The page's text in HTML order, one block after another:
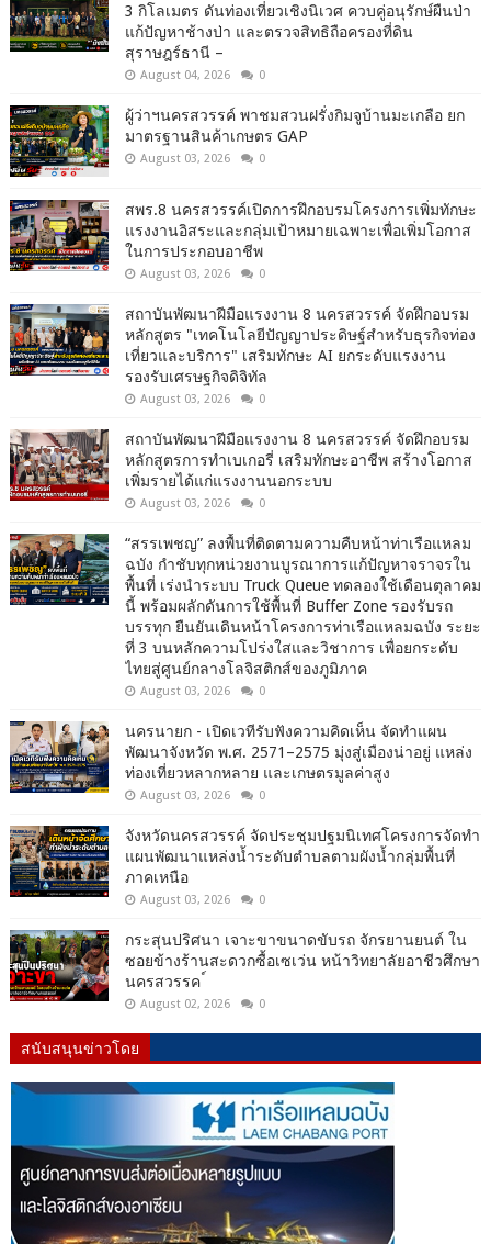
3 กิโลเมตร ดันท่องเที่ยวเชิงนิเวศ ควบคู่อนุรักษ์ผืนป่า
แก้ปัญหาช้างป่า และตรวจสิทธิถือครองที่ดิน
สุราษฎร์ธานี –
August 04, 2026 0
ผู้ว่าฯนครสวรรค์ พาชมสวนฝรั่งกิมจูบ้านมะเกลือ ยก
มาตรฐานสินค้าเกษตร GAP
August 03, 2026 0
สพร.8 นครสวรรค์เปิดการฝึกอบรมโครงการเพิ่มทักษะ
แรงงานอิสระและกลุ่มเป้าหมายเฉพาะเพื่อเพิ่มโอกาส
ในการประกอบอาชีพ
August 03, 2026 0
สถาบันพัฒนาฝีมือแรงงาน 8 นครสวรรค์ จัดฝึกอบรม
หลักสูตร "เทคโนโลยีปัญญาประดิษฐ์สำหรับธุรกิจท่อง
เที่ยวและบริการ" เสริมทักษะ AI ยกระดับแรงงาน
รองรับเศรษฐกิจดิจิทัล
August 03, 2026 0
สถาบันพัฒนาฝีมือแรงงาน 8 นครสวรรค์ จัดฝึกอบรม
หลักสูตรการทำเบเกอรี่ เสริมทักษะอาชีพ สร้างโอกาส
เพิ่มรายได้แก่แรงงานนอกระบบ
August 03, 2026 0
“สรรเพชญ” ลงพื้นที่ติดตามความคืบหน้าท่าเรือแหลม
ฉบัง กำชับทุกหน่วยงานบูรณาการแก้ปัญหาจราจรใน
พื้นที่ เร่งนำระบบ Truck Queue ทดลองใช้เดือนตุลาคม
นี้ พร้อมผลักดันการใช้พื้นที่ Buffer Zone รองรับรถ
บรรทุก ยืนยันเดินหน้าโครงการท่าเรือแหลมฉบัง ระยะ
ที่ 3 บนหลักความโปร่งใสและวิชาการ เพื่อยกระดับ
ไทยสู่ศูนย์กลางโลจิสติกส์ของภูมิภาค
August 03, 2026 0
นครนายก - เปิดเวทีรับฟังความคิดเห็น จัดทำแผน
พัฒนาจังหวัด พ.ศ. 2571–2575 มุ่งสู่เมืองน่าอยู่ แหล่ง
ท่องเที่ยวหลากหลาย และเกษตรมูลค่าสูง
August 03, 2026 0
จังหวัดนครสวรรค์ จัดประชุมปฐมนิเทศโครงการจัดทำ
แผนพัฒนาแหล่งน้ำระดับตำบลตามผังน้ำกลุ่มพื้นที่
ภาคเหนือ
August 03, 2026 0
กระสุนปริศนา เจาะขาขนาดขับรถ จักรยานยนต์ ใน
ซอยข้างร้านสะดวกซื้อเซเว่น หน้าวิทยาลัยอาชีวศึกษา
นครสวรรค ์
August 02, 2026 0
สนับสนุนข่าวโดย